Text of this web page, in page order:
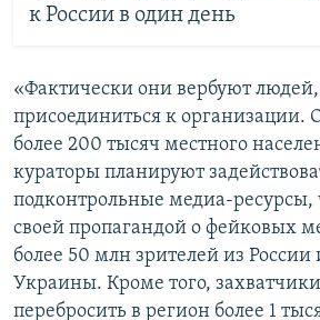
к России в один день
«Фактически они вербуют
присоединиться к организации.
более 200 тысяч местного
кураторы планируют
подконтрольные медиа-ресурсы,
своей пропагандой о фейковых
более 50 млн зрителей из России
Украины. Кроме того,
перебросить в регион более 1